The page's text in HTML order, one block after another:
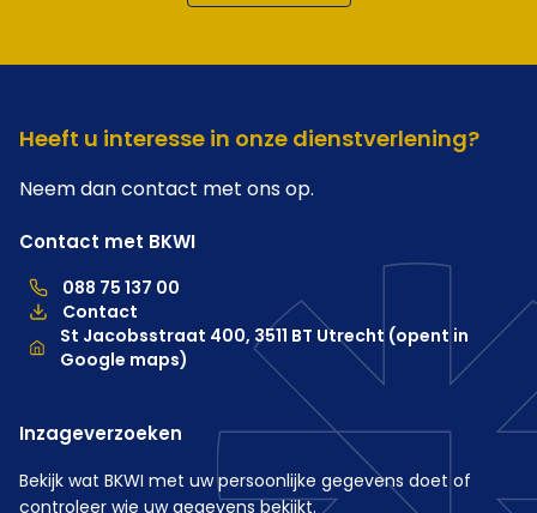
Heeft u interesse in onze dienstverlening?
Neem dan contact met ons op.
Contact met BKWI
088 75 137 00
088 75 137 00, telefoonnummer hoofdkantoor
Contact
Locatie
St Jacobsstraat 400, 3511 BT Utrecht (opent in
Google maps)
Inzageverzoeken
Bekijk wat BKWI met uw persoonlijke gegevens doet of
controleer wie uw gegevens bekijkt.